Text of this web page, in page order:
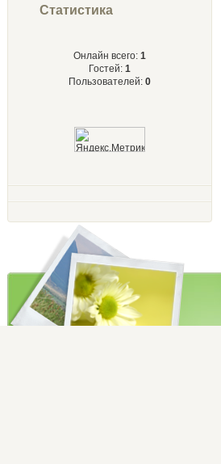
Статистика
Онлайн всего: 1
Гостей: 1
Пользователей: 0